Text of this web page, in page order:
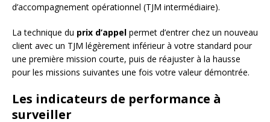
d’accompagnement opérationnel (TJM intermédiaire).
La technique du prix d’appel permet d’entrer chez un nouveau
client avec un TJM légèrement inférieur à votre standard pour
une première mission courte, puis de réajuster à la hausse
pour les missions suivantes une fois votre valeur démontrée.
Les indicateurs de performance à
surveiller